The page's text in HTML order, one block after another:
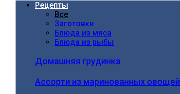
Рецепты
Все
Заготовки
Блюда из мяса
Блюда из рыбы
Домашняя грудинка
Ассорти из маринованных овощей